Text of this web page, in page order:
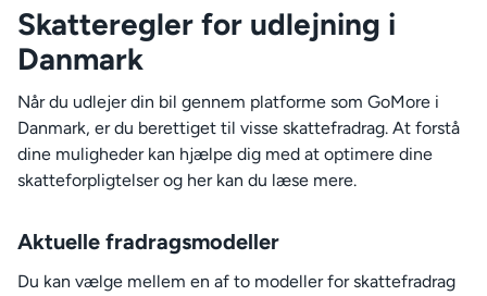
Skatteregler for udlejning i
Danmark
Når du udlejer din bil gennem platforme som GoMore i
Danmark, er du berettiget til visse skattefradrag. At forstå
dine muligheder kan hjælpe dig med at optimere dine
skatteforpligtelser og her kan du læse mere.
Aktuelle fradragsmodeller
Du kan vælge mellem en af to modeller for skattefradrag